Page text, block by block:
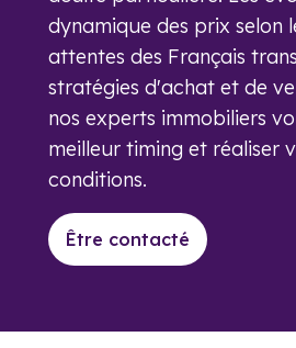
dynamique des prix selon
attentes des Français
stratégies d'achat et de
nos experts immobiliers
meilleur timing et réaliser
conditions.
Être contacté